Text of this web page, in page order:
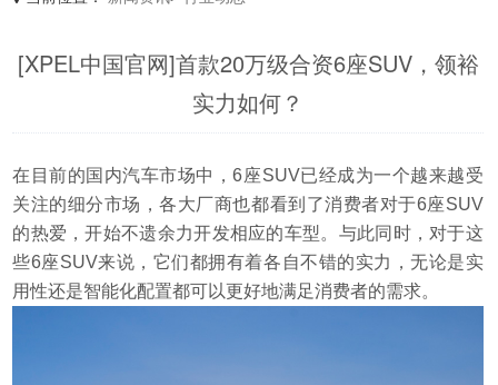
[XPEL中国官网]首款20万级合资6座SUV，领裕
实力如何？
在目前的国内汽车市场中，6座SUV已经成为一个越来越受
关注的细分市场，各大厂商也都看到了消费者对于6座SUV
的热爱，开始不遗余力开发相应的车型。与此同时，对于这
些6座SUV来说，它们都拥有着各自不错的实力，无论是实
用性还是智能化配置都可以更好地满足消费者的需求。